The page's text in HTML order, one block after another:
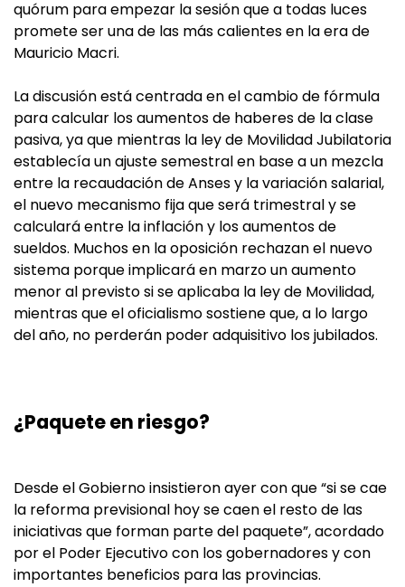
quórum para empezar la sesión que a todas luces
promete ser una de las más calientes en la era de
Mauricio Macri.
La discusión está centrada en el cambio de fórmula
para calcular los aumentos de haberes de la clase
pasiva, ya que mientras la ley de Movilidad Jubilatoria
establecía un ajuste semestral en base a un mezcla
entre la recaudación de Anses y la variación salarial,
el nuevo mecanismo fija que será trimestral y se
calculará entre la inflación y los aumentos de
sueldos. Muchos en la oposición rechazan el nuevo
sistema porque implicará en marzo un aumento
menor al previsto si se aplicaba la ley de Movilidad,
mientras que el oficialismo sostiene que, a lo largo
del año, no perderán poder adquisitivo los jubilados.
¿Paquete en riesgo?
Desde el Gobierno insistieron ayer con que “si se cae
la reforma previsional hoy se caen el resto de las
iniciativas que forman parte del paquete”, acordado
por el Poder Ejecutivo con los gobernadores y con
importantes beneficios para las provincias.